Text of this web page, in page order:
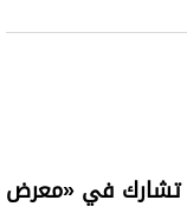
تشارك في «معرض